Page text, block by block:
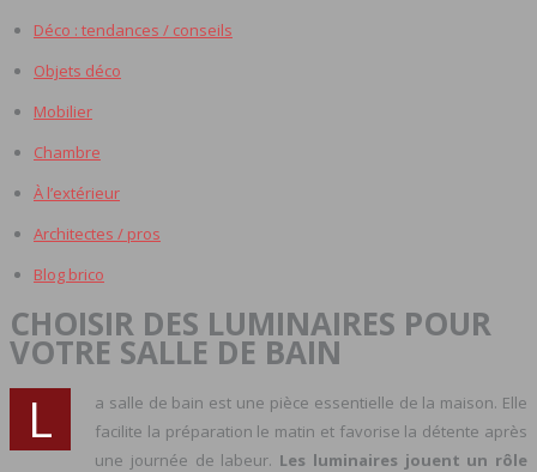
Déco : tendances / conseils
Objets déco
Mobilier
Chambre
À l’extérieur
Architectes / pros
Blog brico
CHOISIR DES LUMINAIRES POUR
VOTRE SALLE DE BAIN
L
a salle de bain est une pièce essentielle de la maison. Elle
facilite la préparation le matin et favorise la détente après
une journée de labeur. Les luminaires jouent un rôle